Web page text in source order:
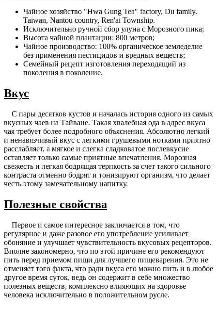
Чайное хозяйство "Hwa Gung Tea" factory, Du family.
Taiwan, Nantou country, Ren'ai Township.
Исключительно ручной сбор улуна с Морозного пика;
Высота чайной плантации: 800 метров;
Чайное производство: 100% органическое земледелие
без применения пестицидов и вредных веществ;
Семейный рецепт изготовления переходящий из
поколения в поколение.
Вкус
C пары десятков кустов и началась история одного из самых
вкусных чаев на Тайване. Такая хвалебная ода в адрес вкуса
чая требует более подробного объяснения. Абсолютно легкий
и ненавязчивый вкус с легкими грушевыми нотками приятно
расслабляет, а мягкое и слегка сладковатое послевкусие
оставляет только самые приятные впечатления. Морозная
свежесть и легкая бодрящая терпкость за счет такого сильного
контраста отменно бодрят и тонизируют организм, что делает
честь этому замечательному напитку.
Полезные свойства
Первое и самое интересное заключается в том, что
регулярное и даже разовое его употребление усиливает
обоняние и улучшает чувствительность вкусовых рецепторов.
Вполне закономерно, что по этой причине его рекомендуют
пить перед приемом пищи для лучшего пищеварения. Это не
отменяет того факта, что ради вкуса его можно пить и в любое
другое время суток, ведь он содержит в себе множество
полезных веществ, комплексно влияющих на здоровье
человека исключительно в положительном русле.